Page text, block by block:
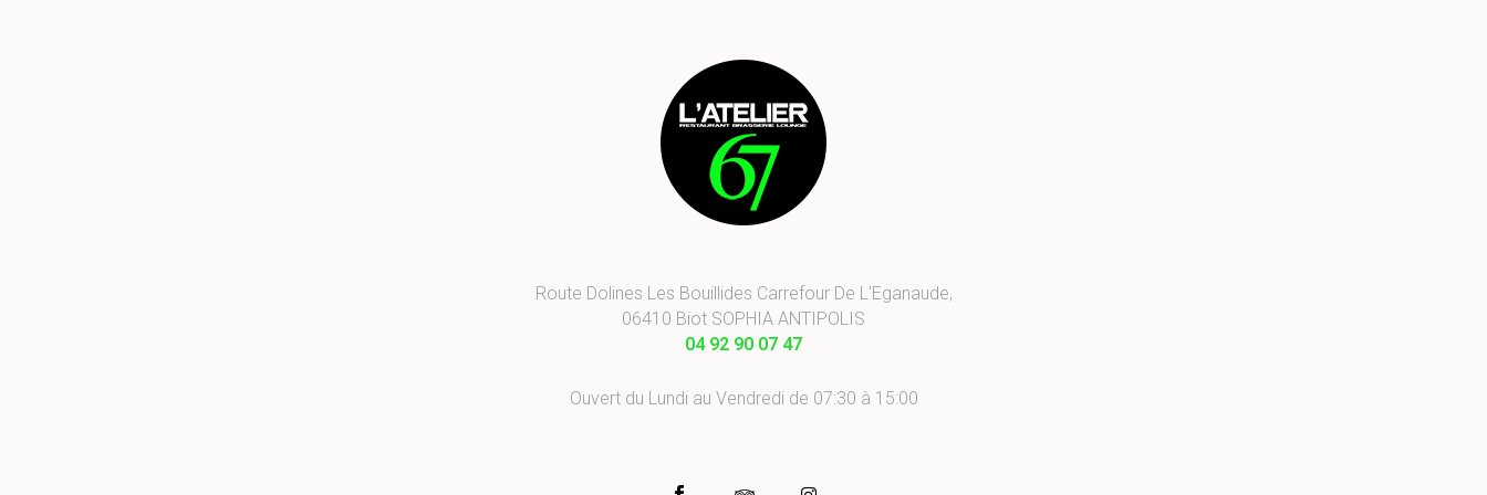
Route Dolines Les Bouillides Carrefour De L'Eganaude,
06410 Biot SOPHIA ANTIPOLIS
04 92 90 07 47
Ouvert du Lundi au Vendredi de 07:30 à 15:00